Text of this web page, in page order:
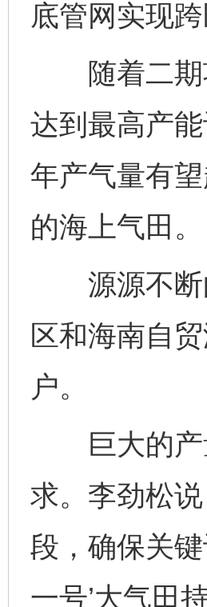
底管网实现
随着二期项
达到最高产
年产气量有
的海上气田。
源源不断
区和海南自
户。
巨大的产
求。李劲松
段，确保关
一号’大气田